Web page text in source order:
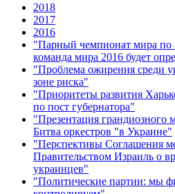
2018
2017
2016
"Парный чемпионат мира по
команда мира 2016 будет
"Проблема ожирения среди
зоне риска"
"Приоритеты развития
по пост губернатора"
"Презентация грандиозного
Битва оркестров "в Украине"
"Перспективы Соглашения
Правительством Израиль о
украинцев"
"Политические партии: мы